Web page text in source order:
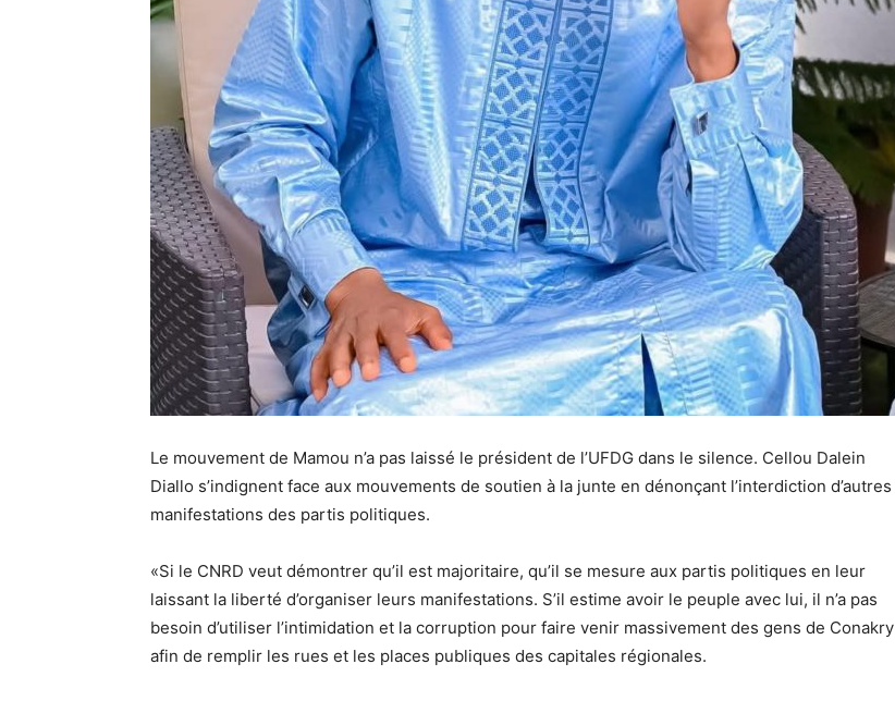
Le mouvement de Mamou n’a pas laissé le président de l’UFDG dans le silence. Cellou Dalein
Diallo s’indignent face aux mouvements de soutien à la junte en dénonçant l’interdiction d’autres
manifestations des partis politiques.
«Si le CNRD veut démontrer qu’il est majoritaire, qu’il se mesure aux partis politiques en leur
laissant la liberté d’organiser leurs manifestations. S’il estime avoir le peuple avec lui, il n’a pas
besoin d’utiliser l’intimidation et la corruption pour faire venir massivement des gens de Conakry
afin de remplir les rues et les places publiques des capitales régionales.